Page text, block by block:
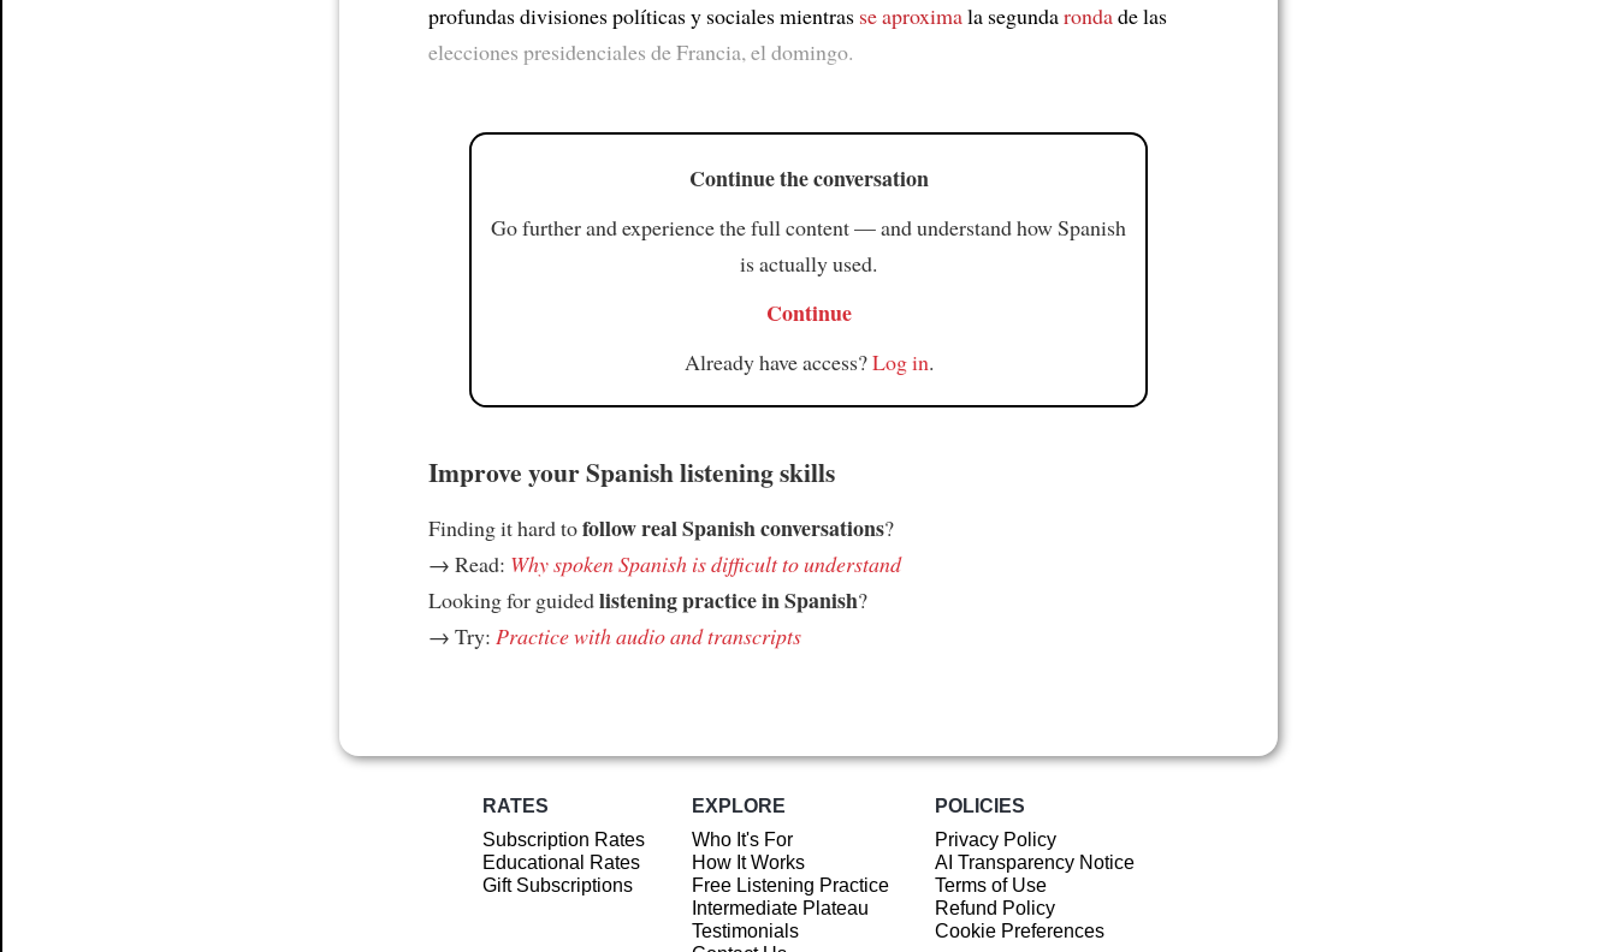
profundas divisiones políticas y sociales mientras se aproximala segundarondade las
elecciones presidenciales de Francia, el domingo.
Continue the conversation
Go further and experience the full content — and understand how Spanish
is actually used.
Continue
Already have access?Log in.
Improve your Spanish listening skills
Finding it hard tofollow real Spanish conversations?
→ Read: Why spoken Spanish is difficult to understand
Looking for guidedlistening practice in Spanish?
→ Try: Practice with audio and transcripts
RATES
Subscription Rates
Educational Rates
Gift Subscriptions
EXPLORE
Who It's For
How It Works
Free Listening Practice
Intermediate Plateau
Testimonials
POLICIES
Privacy Policy
AI Transparency Notice
Terms of Use
Refund Policy
Cookie Preferences